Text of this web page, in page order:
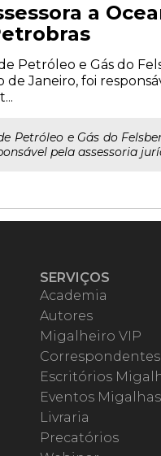
a
Petróleo e Gás do
de Janeiro, foi
Petróleo e Gás do
pela assessoria
SERVIÇOS
Academia
Autores
Migalheiro VIP
Correspondentes
Escritórios
Eventos Migalhas
Livraria
Precatórios